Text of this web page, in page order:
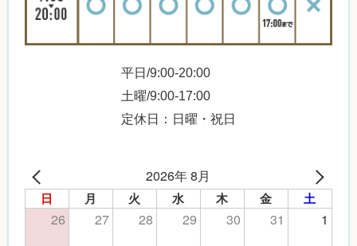
平日/9:00-20:00
土曜/9:00-17:00
定休日：日曜・祝日
2026年 8月
日 月 火 水 木 金 土
26 27 28 29 30 31
1